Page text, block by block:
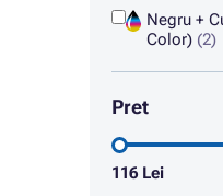
Negru +
Color) (2)
Pret
116Lei